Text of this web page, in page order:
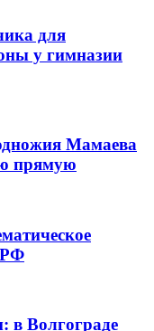
для
у гимназии
Мамаева
прямую
РФ
в Волгограде